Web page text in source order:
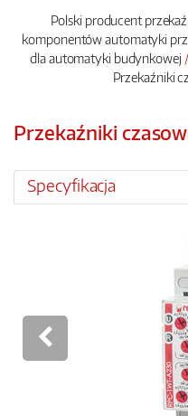
Polski producent
komponentów automatyki
dla automatyki budynkowej
Przekaźniki
Przekaźniki
Specyfikacja